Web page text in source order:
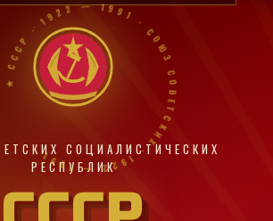
★ СССР · 1922 — 1991 · СОЮЗ СОВЕТСКИХ · 1922 — 1991 ·
СОЦИАЛИСТИЧЕСКИХ
РЕСПУБЛИК